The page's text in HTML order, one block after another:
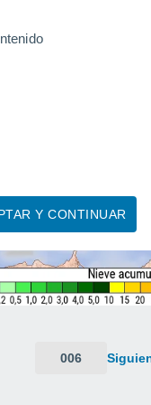
Y CONTINUAR
006